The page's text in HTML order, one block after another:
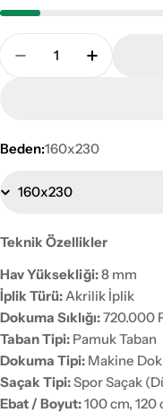
Adet
Pierre Cardin
Pierre
Beden:160x230
Teknik Özellikler
Hav Yüksekliği:8 mm
İplik Türü:Akrilik İplik
Dokuma Sıklığı:720.000
Taban Tipi: Pamuk Taban
Dokuma Tipi: Makine
Saçak Tipi:Spor Saçak
Ebat / Boyut:100 cm, 120